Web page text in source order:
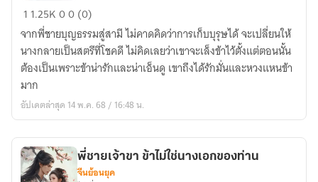
เขา
คลั่ง
รัก
ข้า
มาก
เช่น
นี้
จะ
หนี
1 1.25K00 (0)
จากพี่ชายบุญธรรมสู่สามี ไม่คาดคิดว่าการเก็บบุรุษได้ จะเปลี่ยนให้
นางกลายเป็นสตรีที่โชคดี ไม่คิดเลยว่าเขาจะเล็งข้าไว้ตั้งแต่ตอนนั้น
ต้องเป็นเพราะข้าน่ารักและน่าเอ็นดู เขาถึงได้รักมั่นและหวงแหนข้า
มาก
อัปเดตล่าสุด 14 พ.ค. 68 / 16:48 น.
พี่ชายเจ้าขา ข้าไม่ใช่นางเอกของท่าน
จีนย้อนยุค